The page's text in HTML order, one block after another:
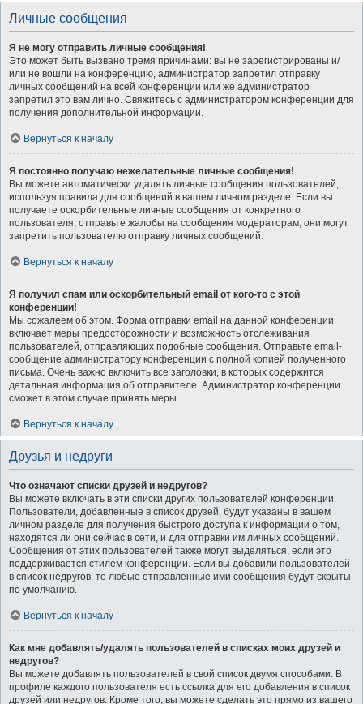
Личные сообщения
Я не могу отправить личные сообщения!
Это может быть вызвано тремя причинами: вы не зарегистрированы и/
или не вошли на конференцию, администратор запретил отправку
личных сообщений на всей конференции или же администратор
запретил это вам лично. Свяжитесь с администратором конференции для
получения дополнительной информации.
Вернуться к началу
Я постоянно получаю нежелательные личные сообщения!
Вы можете автоматически удалять личные сообщения пользователей,
используя правила для сообщений в вашем личном разделе. Если вы
получаете оскорбительные личные сообщения от конкретного
пользователя, отправьте жалобы на сообщения модераторам; они могут
запретить пользователю отправку личных сообщений.
Вернуться к началу
Я получил спам или оскорбительный email от кого-то с этой
конференции!
Мы сожалеем об этом. Форма отправки email на данной конференции
включает меры предосторожности и возможность отслеживания
пользователей, отправляющих подобные сообщения. Отправьте email-
сообщение администратору конференции с полной копией полученного
письма. Очень важно включить все заголовки, в которых содержится
детальная информация об отправителе. Администратор конференции
сможет в этом случае принять меры.
Вернуться к началу
Друзья и недруги
Что означают списки друзей и недругов?
Вы можете включать в эти списки других пользователей конференции.
Пользователи, добавленные в список друзей, будут указаны в вашем
личном разделе для получения быстрого доступа к информации о том,
находятся ли они сейчас в сети, и для отправки им личных сообщений.
Сообщения от этих пользователей также могут выделяться, если это
поддерживается стилем конференции. Если вы добавили пользователей
в список недругов, то любые отправленные ими сообщения будут скрыты
по умолчанию.
Вернуться к началу
Как мне добавлять/удалять пользователей в списках моих друзей и
недругов?
Вы можете добавлять пользователей в свой список двумя способами. В
профиле каждого пользователя есть ссылка для его добавления в список
друзей или недругов. Кроме того, вы можете сделать это прямо из вашего